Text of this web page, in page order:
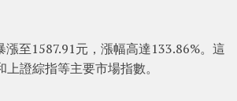
至1587.91元，漲幅高達133.86%。這
證綜指等主要市場指數。